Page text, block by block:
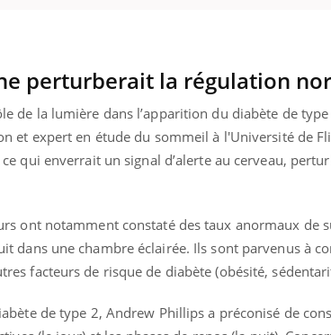
perturberait la régulation
de la lumière dans l’apparition du diabète de
et expert en étude du sommeil à l'Université de
qui enverrait un signal d’alerte au cerveau,
ont notamment constaté des taux anormaux de
dans une chambre éclairée. Ils sont parvenus à
facteurs de risque de diabète (obésité,
de type 2, Andrew Phillips a préconisé de